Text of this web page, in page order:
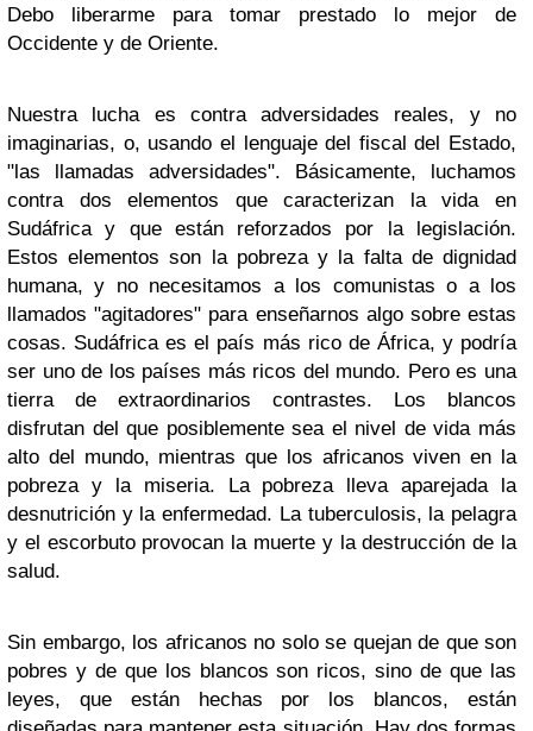
Debo liberarme para tomar prestado lo mejor de
Occidente y de Oriente.
Nuestra lucha es contra adversidades reales, y no
imaginarias, o, usando el lenguaje del fiscal del Estado,
"las llamadas adversidades". Básicamente, luchamos
contra dos elementos que caracterizan la vida en
Sudáfrica y que están reforzados por la legislación.
Estos elementos son la pobreza y la falta de dignidad
humana, y no necesitamos a los comunistas o a los
llamados "agitadores" para enseñarnos algo sobre estas
cosas. Sudáfrica es el país más rico de África, y podría
ser uno de los países más ricos del mundo. Pero es una
tierra de extraordinarios contrastes. Los blancos
disfrutan del que posiblemente sea el nivel de vida más
alto del mundo, mientras que los africanos viven en la
pobreza y la miseria. La pobreza lleva aparejada la
desnutrición y la enfermedad. La tuberculosis, la pelagra
y el escorbuto provocan la muerte y la destrucción de la
salud.
Sin embargo, los africanos no solo se quejan de que son
pobres y de que los blancos son ricos, sino de que las
leyes, que están hechas por los blancos, están